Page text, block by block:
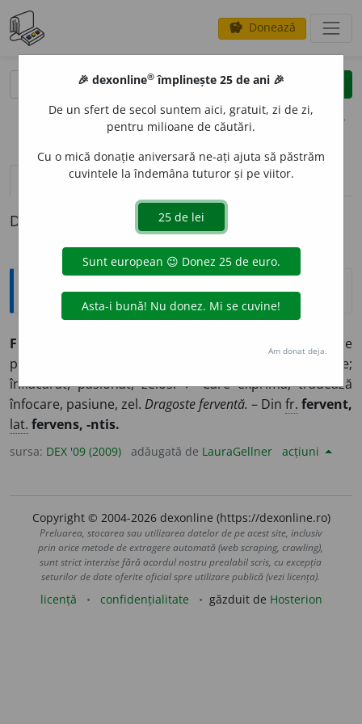
savings Donează
clear
opțiuni
definiții (1) pronunțievolume_up (8)
Definiția cu ID-ul 870270:
Explicative DEX
FERV
(Despre oameni) Care
pune pasiune în ceea ce face, care lucrează cu ardoare;
înflăcărat, pasionat, zelos. ♦ Care exprimă, trădează
înfocare, pasiune, zel. Dragoste ferventă. – Din fr. fervent,
lat. fervens, -ntis.
sursa: DEX '09 (2009) adăugată de LauraGellner acțiuni
Copyright © 2004-2026 dexonline (https://dexonline.ro)
Preluarea, stocarea sau utilizarea datelor de pe acest site, inclusiv
prin orice metode de extragere automată (web scraping, crawling),
sunt strict interzise fără acordul nostru prealabil scris, cu excepția
seturilor de date oferite oficial spre utilizare publică (vezi licența).
licență confidențialitate găzduit de Hosterion
🎉 dexonline® împlinește 25 de ani 🎉
De un sfert de secol suntem aici, gratuit, zi de zi,
pentru milioane de căutări.
Cu o mică donație aniversară ne-ați ajuta să păstrăm
cuvintele la îndemâna tuturor și pe viitor.
Am donat deja.